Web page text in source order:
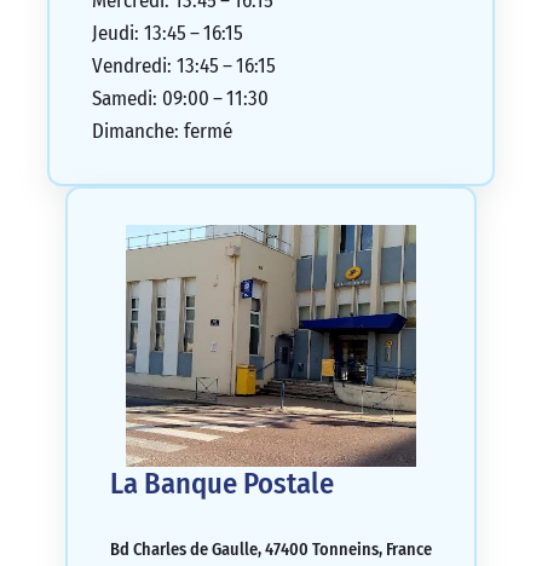
Jeudi: 13:45 – 16:15
Vendredi: 13:45 – 16:15
Samedi: 09:00 – 11:30
Dimanche: fermé
La Banque Postale
Bd Charles de Gaulle, 47400 Tonneins, France